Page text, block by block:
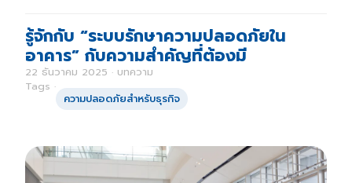
รู้จักกับ “ระบบรักษาความปลอดภัยใน
อาคาร” กับความสำคัญที่ต้องมี
22 ธันวาคม 2025 · บทความ
Tags ·
ความปลอดภัยสำหรับธุรกิจ